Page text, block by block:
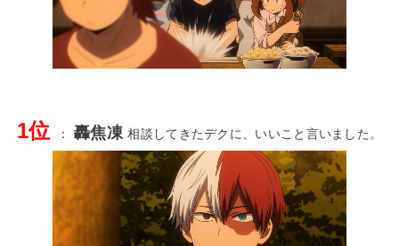
1位 ： 轟焦凍 相談してきたデクに、いいこと言いました。